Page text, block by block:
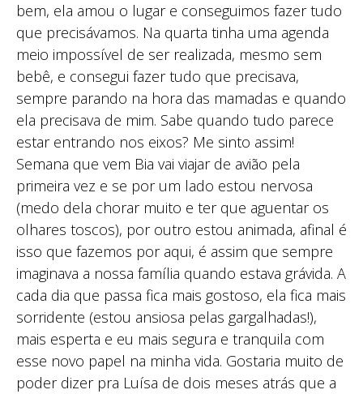
bem, ela amou o lugar e conseguimos fazer tudo
que precisávamos. Na quarta tinha uma agenda
meio impossível de ser realizada, mesmo sem
bebê, e consegui fazer tudo que precisava,
sempre parando na hora das mamadas e quando
ela precisava de mim. Sabe quando tudo parece
estar entrando nos eixos? Me sinto assim!
Semana que vem Bia vai viajar de avião pela
primeira vez e se por um lado estou nervosa
(medo dela chorar muito e ter que aguentar os
olhares toscos), por outro estou animada, afinal é
isso que fazemos por aqui, é assim que sempre
imaginava a nossa família quando estava grávida. A
cada dia que passa fica mais gostoso, ela fica mais
sorridente (estou ansiosa pelas gargalhadas!),
mais esperta e eu mais segura e tranquila com
esse novo papel na minha vida. Gostaria muito de
poder dizer pra Luísa de dois meses atrás que a